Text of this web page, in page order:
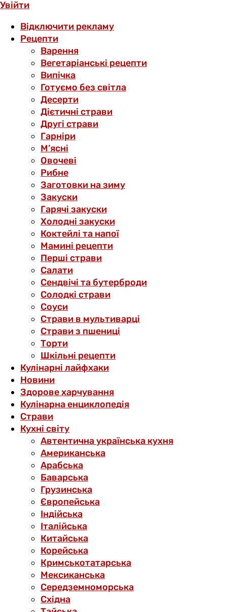
Увійти
Відключити рекламу
Рецепти
Варення
Вегетаріанські рецепти
Випічка
Готуємо без світла
Десерти
Дієтичні страви
Другі страви
Гарніри
М’ясні
Овочеві
Рибне
Заготовки на зиму
Закуски
Гарячі закуски
Холодні закуски
Коктейлі та напої
Мамині рецепти
Перші страви
Салати
Сендвічі та бутерброди
Солодкі страви
Соуси
Страви в мультиварці
Страви з пшениці
Торти
Шкільні рецепти
Кулінарні лайфхаки
Новини
Здорове харчування
Кулінарна енциклопедія
Страви
Кухні світу
Автентична українська кухня
Американська
Арабська
Баварська
Грузинська
Європейська
Індійська
Італійська
Китайська
Корейська
Кримськотатарська
Мексиканська
Середземноморська
Східна